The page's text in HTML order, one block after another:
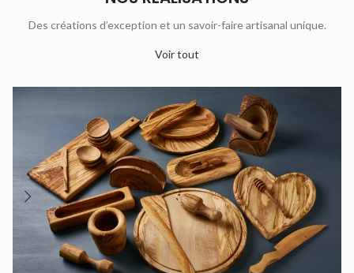
Des créations d’exception et un savoir-faire artisanal unique.
Voir tout